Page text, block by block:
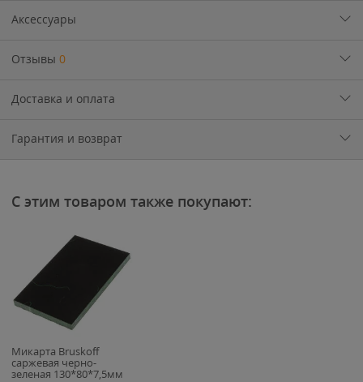
Аксессуары
Отзывы 0
Доставка и оплата
Гарантия и возврат
С этим товаром также покупают:
Микарта Bruskoff
саржевая черно-
зеленая 130*80*7,5мм